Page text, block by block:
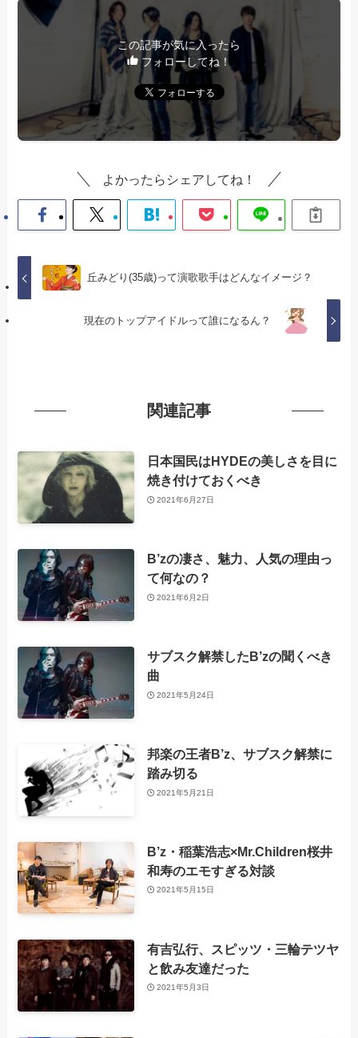
この記事が気に入ったら
フォローしてね！
よかったらシェアしてね！
丘みどり(35歳)って演歌歌手はどんなイメージ？
現在のトップアイドルって誰になるん？
関連記事
日本国民はHYDEの美しさを目に
焼き付けておくべき
2021年6月27日
B’zの凄さ、魅力、人気の理由っ
て何なの？
2021年6月2日
サブスク解禁したB’zの聞くべき
曲
2021年5月24日
邦楽の王者B’z、サブスク解禁に
踏み切る
2021年5月21日
B’z・稲葉浩志×Mr.Children桜井
和寿のエモすぎる対談
2021年5月15日
有吉弘行、スピッツ・三輪テツヤ
と飲み友達だった
2021年5月3日